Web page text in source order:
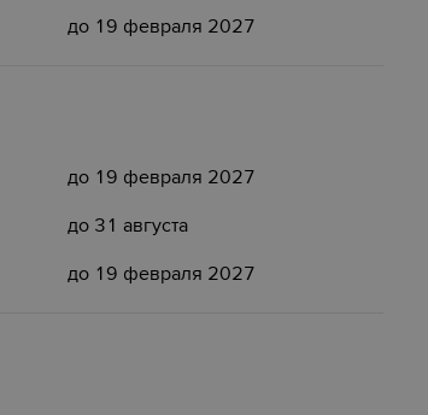
до 19 февраля 2027
до 19 февраля 2027
до 31 августа
до 19 февраля 2027